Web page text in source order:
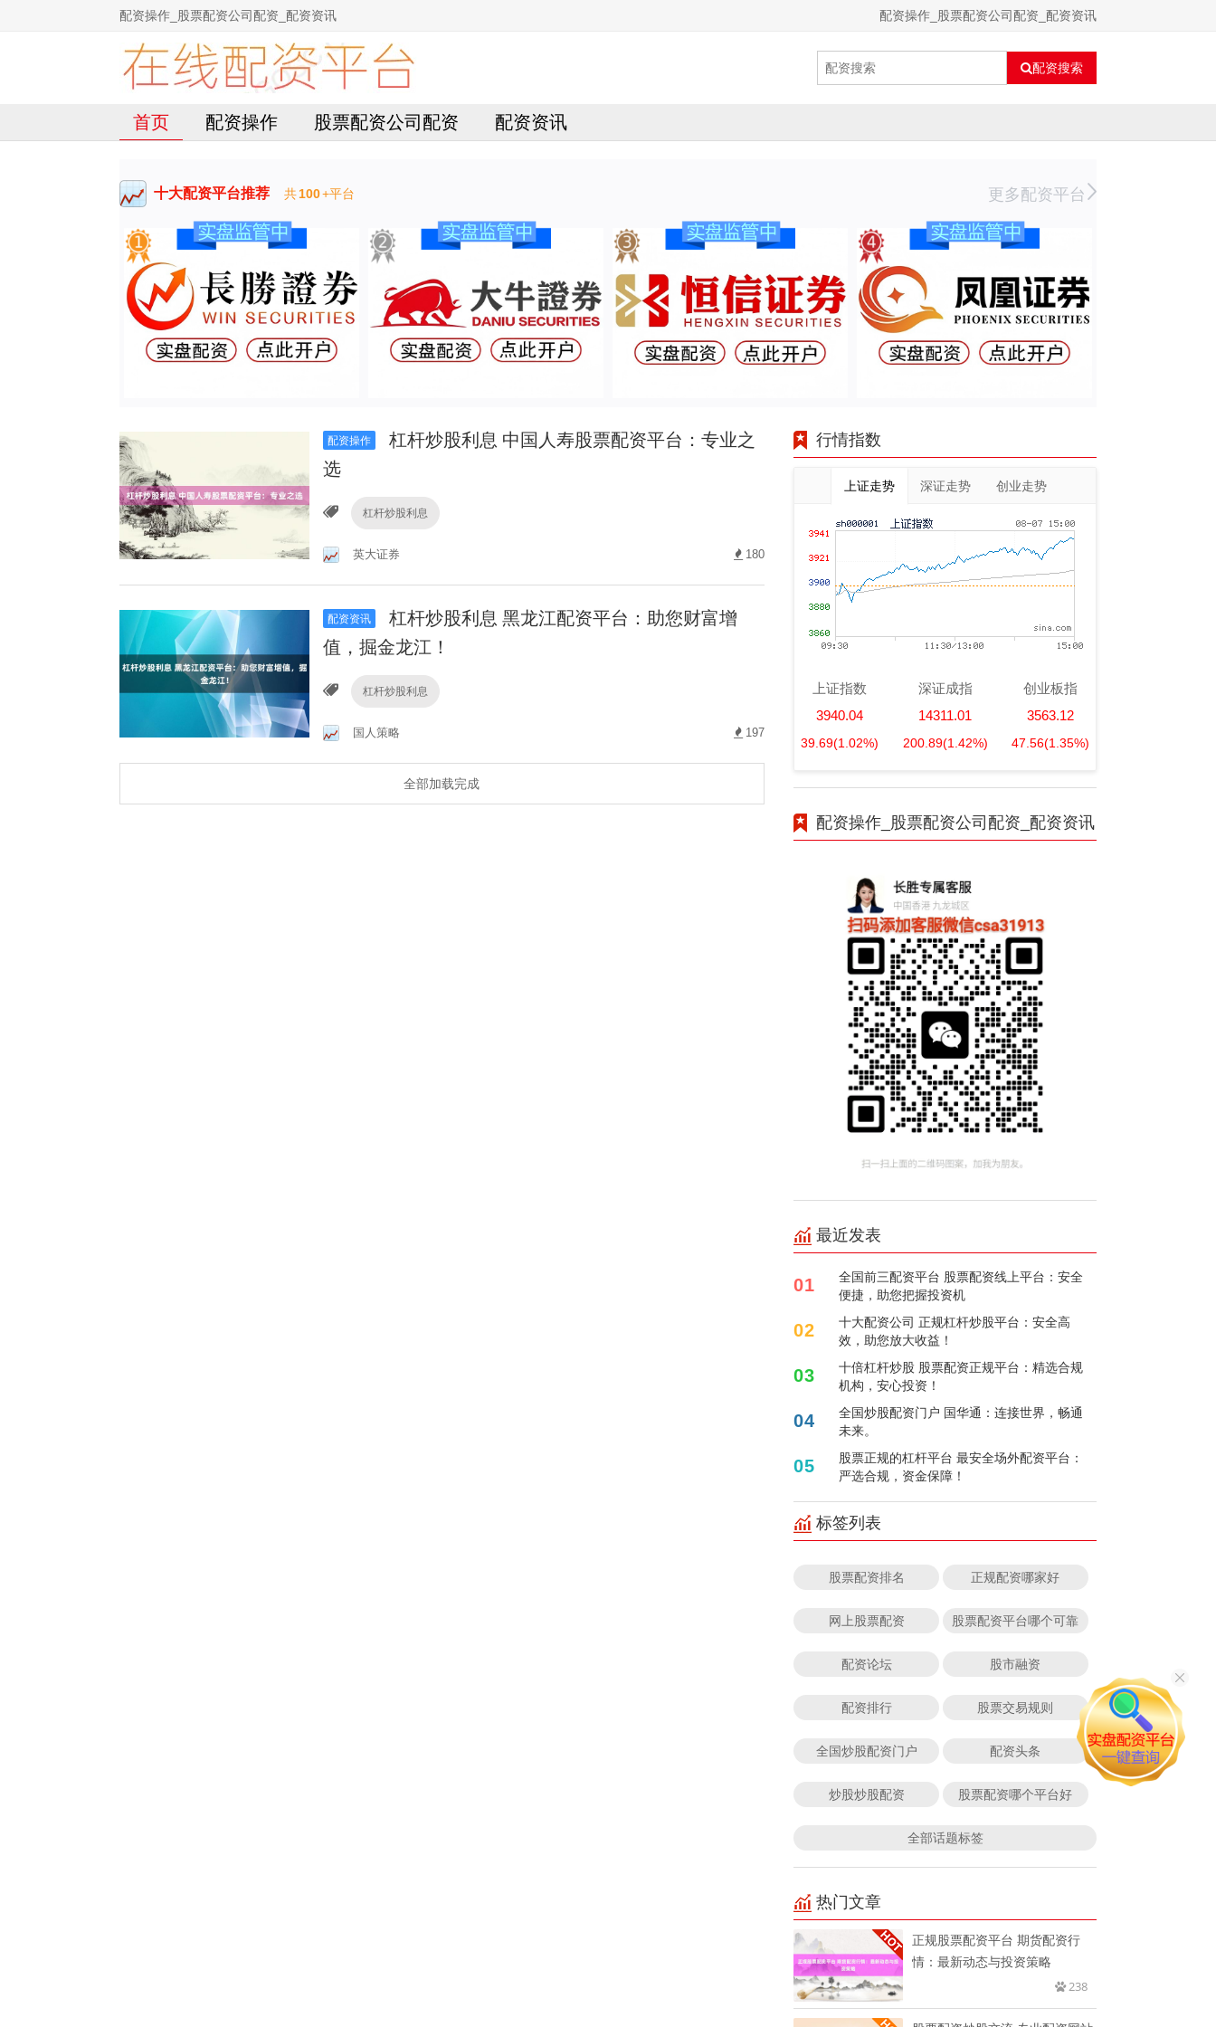
配资操作_股票配资公司配资_配资资讯 配资操作_股票配资公司配资_配资资讯
配资搜索
首页 配资操作 股票配资公司配资 配资资讯
十大配资平台推荐 共100+平台 更多配资平台
配资操作
杠杆炒股利息 中国人寿股票配资平台：专业之
选
杠杆炒股利息
英大证券 180
配资资讯
杠杆炒股利息 黑龙江配资平台：助您财富增
值，掘金龙江！
杠杆炒股利息
国人策略 197
全部加载完成
行情指数
上证走势 深证走势 创业走势
上证指数
3940.04
39.69(1.02%)
深证成指
14311.01
200.89(1.42%)
创业板指
3563.12
47.56(1.35%)
配资操作_股票配资公司配资_配资资讯
最近发表
01
全国前三配资平台 股票配资线上平台：安全
便捷，助您把握投资机
02
十大配资公司 正规杠杆炒股平台：安全高
效，助您放大收益！
03
十倍杠杆炒股 股票配资正规平台：精选合规
机构，安心投资！
04
全国炒股配资门户 国华通：连接世界，畅通
未来。
05
股票正规的杠杆平台 最安全场外配资平台：
严选合规，资金保障！
标签列表
股票配资排名 正规配资哪家好
网上股票配资 股票配资平台哪个可靠
配资论坛 股市融资
配资排行 股票交易规则
全国炒股配资门户 配资头条
炒股炒股配资 股票配资哪个平台好
全部话题标签
热门文章
正规股票配资平台 期货配资行
情：最新动态与投资策略
238